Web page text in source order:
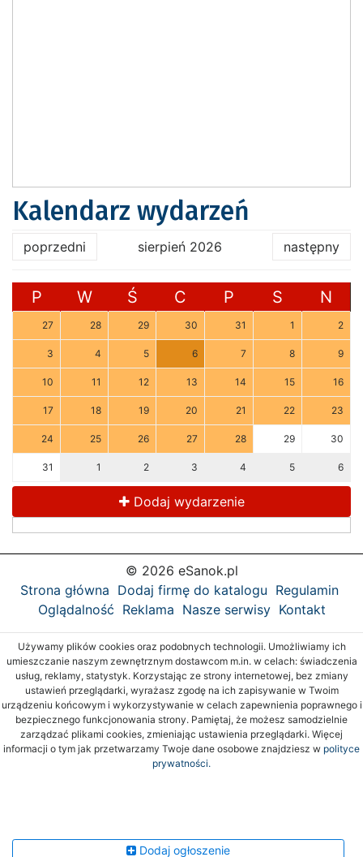
Kalendarz wydarzeń
poprzedni sierpień 2026 następny
P W Ś C P S N
27 28 29 30 31 1 2
3 4 5 6 7 8 9
10 11 12 13 14 15 16
17 18 19 20 21 22 23
24 25 26 27 28 29 30
31 1 2 3 4 5 6
Dodaj wydarzenie
© 2026 eSanok.pl
Strona główna Dodaj firmę do katalogu Regulamin
Oglądalność Reklama Nasze serwisy Kontakt
Używamy plików cookies oraz podobnych technologii. Umożliwiamy ich
umieszczanie naszym zewnętrznym dostawcom m.in. w celach: świadczenia
usług, reklamy, statystyk. Korzystając ze strony internetowej, bez zmiany
ustawień przeglądarki, wyrażasz zgodę na ich zapisywanie w Twoim
urządzeniu końcowym i wykorzystywanie w celach zapewnienia poprawnego i
bezpiecznego funkcjonowania strony. Pamiętaj, że możesz samodzielnie
zarządzać plikami cookies, zmieniając ustawienia przeglądarki. Więcej
informacji o tym jak przetwarzamy Twoje dane osobowe znajdziesz w polityce
prywatności.
Dodaj ogłoszenie